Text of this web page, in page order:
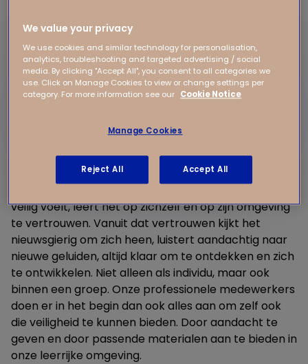
Vanuit vertrouwen
veilig voelt, leert het op zichzelf en op zijn omgeving
te vertrouwen. Vanuit dat vertrouwen kijkt het
nieuwsgierig om zich heen, luistert aandachtig naar
nieuwe geluiden, altijd klaar om te ontdekken en zich
te ontwikkelen. Niet alleen als individu, maar ook
binnen een groep. Onze professionele medewerkers
doen er in het begin dan ook alles aan om zelf ook
die veiligheid te kunnen bieden. Door aandacht te
geven en door passende materialen aan te bieden in
onze leerrijke omgeving.
We value your privacy
We use cookies and similar technology for personalisation,
analytics, troubleshooting and targeted advertising / social
media. By clicking "Accept All", you consent to all categories we
use. Click on Manage Cookies to view or change settings per
category. For more information see our Cookie Notice
Manage Cookies
Reject All Accept All